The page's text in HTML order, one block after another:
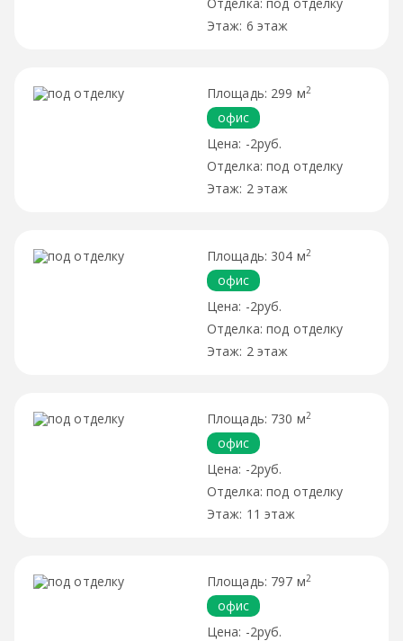
6 этаж
299 м2
офис
-2руб.
под отделку
2 этаж
304 м2
офис
-2руб.
под отделку
2 этаж
730 м2
офис
-2руб.
под отделку
11 этаж
797 м2
офис
-2руб.